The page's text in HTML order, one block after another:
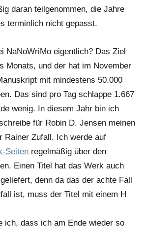
daran teilgenommen, die Jahre
terminlich nicht gepasst.
NaNoWriMo eigentlich? Das Ziel
Monats, und der hat im November
mit mindestens 50.000
Das sind pro Tag schlappe 1.667
wenig. In diesem Jahr bin ich
für Robin D. Jensen meinen
Rainer Zufall. Ich werde auf
Seiten regelmäßig über den
Einen Titel hat das Werk auch
denn da das der achte Fall
ist, muss der Titel mit einem H
ich, dass ich am Ende wieder so